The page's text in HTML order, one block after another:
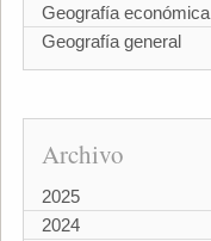
Geografía económica
Geografía general
Archivo
2025
2024